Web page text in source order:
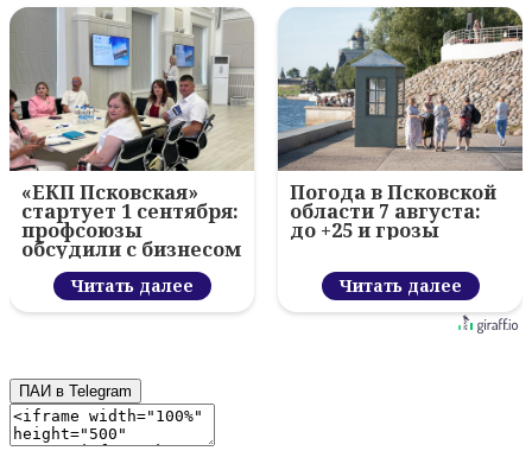
«ЕКП Псковская»
стартует 1 сентября:
профсоюзы
обсудили с бизнесом
новый цифровой
проектЧитать далее
Погода в Псковской
области 7 августа:
до +25 и грозы
Читать далее
ПАИ в Telegram